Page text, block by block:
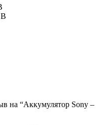
В
на “Аккумулятор Sony –